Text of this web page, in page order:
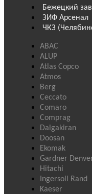
Бежецкий
ЗИФ Арсенал
ЧКЗ
ABAC
ALUP
Atlas Copco
Atmos
Berg
Ceccato
Comaro
Comprag
Dalgakiran
Doosan
Ekomak
Gardner
Hitachi
Ingersoll Rand
Kaeser